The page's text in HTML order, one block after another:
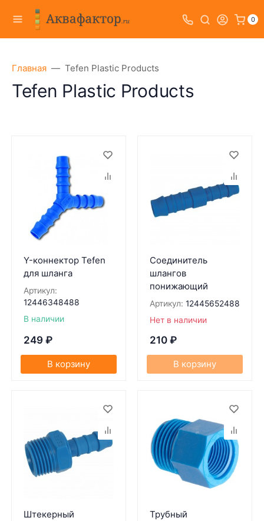
0
Главная Tefen Plastic Products
Tefen Plastic Products
Y-коннектор Tefen
для шланга
Артикул:
12446348488
В наличии
249 ₽
В корзину
Соединитель
шлангов
понижающий
Артикул: 12445652488
Нет в наличии
210 ₽
В корзину
Штекерный
Трубный